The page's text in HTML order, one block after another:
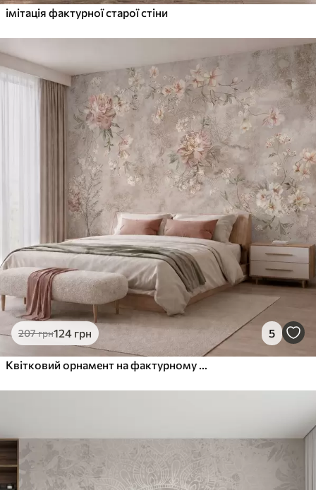
імітація фактурної старої стіни
207грн124 грн 5